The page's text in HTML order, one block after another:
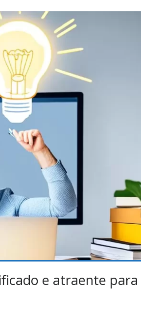
e atraente para